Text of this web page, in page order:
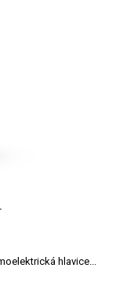
hlavice...